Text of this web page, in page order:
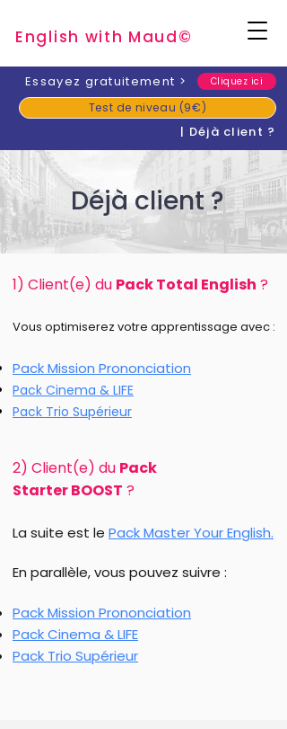
English with Maud©
​Essayez gratuitement > Cliquez ici
Test de niveau (9€)
| Déjà client ?
Déjà client ?
1) Client(e) du Pack Total English ?
Vous optimiserez votre apprentissage avec :
Pack Mission Prononciation
Pack Cinema & LIFE
Pack Trio Supérieur
​​​​​​​2) Client(e) du Pack
StarterBOOST ?
La suite est le Pack Master Your English.
En parallèle, vous pouvez suivre :
Pack Mission Prononciation
Pack Cinema & LIFE
Pack Trio Supérieur